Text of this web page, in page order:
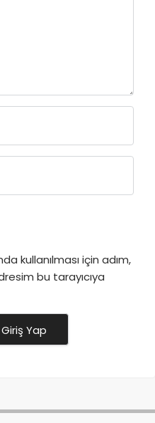
kullanılması için adım,
bu tarayıcıya
Giriş Yap